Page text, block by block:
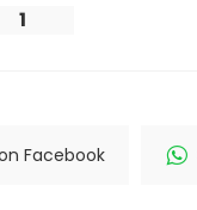
1
Facebook